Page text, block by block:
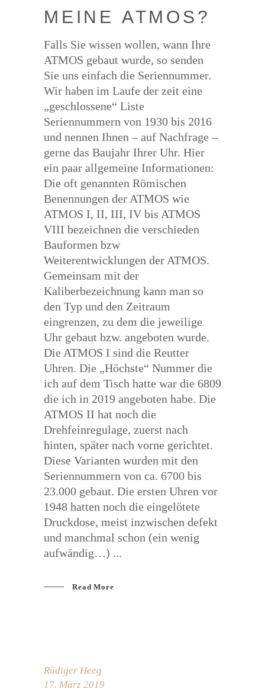
MEI­NE ATMOS?
Falls Sie wissen wollen, wann Ihre
ATMOS gebaut wurde, so senden
Sie uns einfach die Seriennummer.
Wir haben im Laufe der zeit eine
„geschlossene“ Liste
Seriennummern von 1930 bis 2016
und nennen Ihnen – auf Nachfrage –
gerne das Baujahr Ihrer Uhr. Hier
ein paar allgemeine Informationen:
Die oft genannten Römischen
Benennungen der ATMOS wie
ATMOS I, II, III, IV bis ATMOS
VIII bezeichnen die verschieden
Bauformen bzw
Weiterentwicklungen der ATMOS.
Gemeinsam mit der
Kaliberbezeichnung kann man so
den Typ und den Zeitraum
eingrenzen, zu dem die jeweilige
Uhr gebaut bzw. angeboten wurde.
Die ATMOS I sind die Reutter
Uhren. Die „Höchste“ Nummer die
ich auf dem Tisch hatte war die 6809
die ich in 2019 angeboten habe. Die
ATMOS II hat noch die
Drehfeinregulage, zuerst nach
hinten, später nach vorne gerichtet.
Diese Varianten wurden mit den
Seriennummern von ca. 6700 bis
23.000 gebaut. Die ersten Uhren vor
1948 hatten noch die eingelötete
Druckdose, meist inzwischen defekt
und manchmal schon (ein wenig
aufwändig…)
Read More
Rüdiger Heeg
17. März 2019